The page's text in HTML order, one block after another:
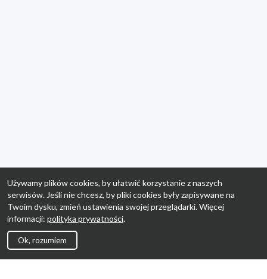
Używamy plików cookies, by ułatwić korzystanie z naszych
serwisów. Jeśli nie chcesz, by pliki cookies były zapisywane na
Twoim dysku, zmień ustawienia swojej przeglądarki. Więcej
informacji: polityka prywatności.
Ok, rozumiem